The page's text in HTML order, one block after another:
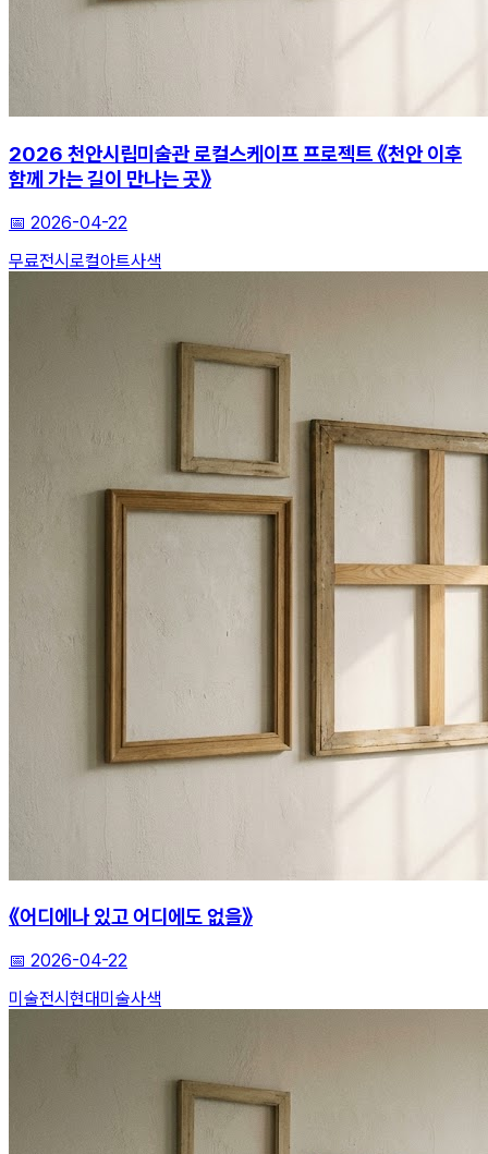
2026 천안시립미술관 로컬스케이프 프로젝트 《천안 이후
함께 가는 길이 만나는 곳》
📅 2026-04-22
무료전시 로컬아트사색
《어디에나 있고 어디에도 없을》
📅 2026-04-22
미술전시 현대미술사색